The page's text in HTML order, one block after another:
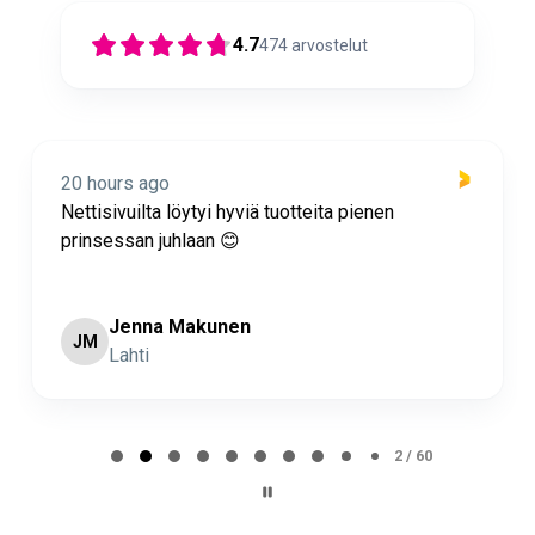
4.7474arvostelut
20 hours ago
Nettisivuilta löytyi hyviä tuotteita pienen
prinsessan juhlaan 😊
JM
Jenna Makunen
Lahti
2 / 60